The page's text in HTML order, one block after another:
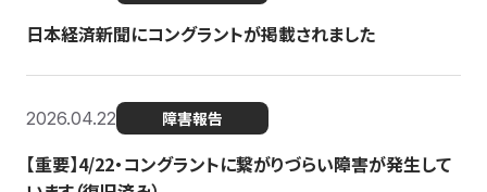
日本経済新聞にコングラントが掲載されました
2026.04.22 障害報告
【重要】4/22・コングラントに繋がりづらい障害が発生して